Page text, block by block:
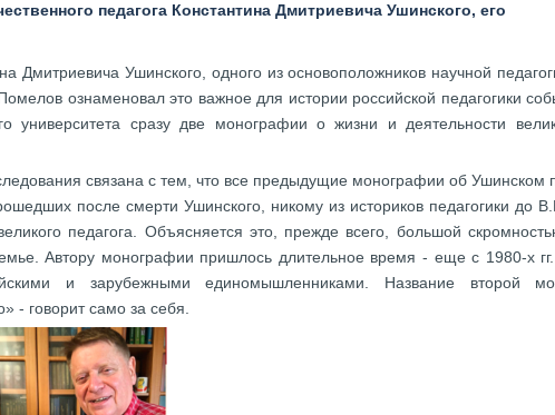
педагога Константина Дмитриевича Ушинского, его
Дмитриевича Ушинского, одного из основоположников научной
ознаменовал это важное для истории российской педагогики
университета сразу две монографии о жизни и деятельности
связана с тем, что все предыдущие монографии об Ушинском
после смерти Ушинского, никому из историков педагогики до
педагога. Объясняется это, прежде всего, большой
Автору монографии пришлось длительное время - еще с 1980-х
и зарубежными единомышленниками. Название второй
- говорит само за себя.